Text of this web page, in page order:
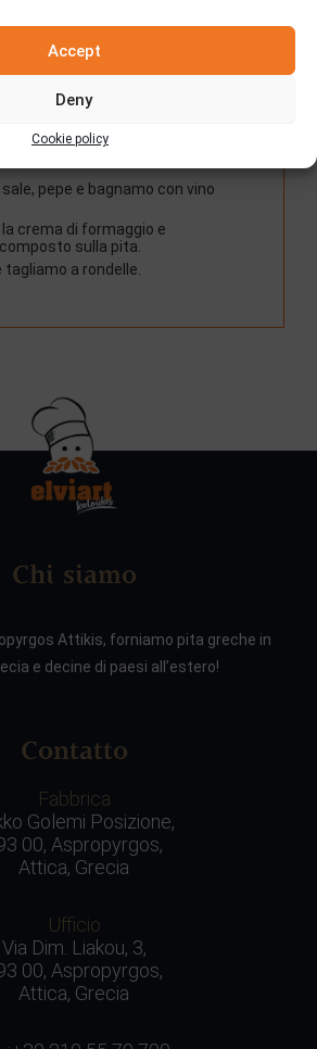
Accept
Deny
Cookie policy
Preparazione
po’ di olio nella padella e
Pita Gigante ELVIART per 3
calda, facciamo rosolare funghi e
pepe e bagnamo con vino
crema di formaggio e
sulla pita.
a rondelle.
Chi siamo
Attikis, forniamo pita greche in
e decine di paesi all’estero!
Contatto
Fabbrica
Golemi Posizione,
00, Aspropyrgos,
Attica, Grecia
Ufficio
Via Dim. Liakou, 3,
00, Aspropyrgos,
Attica, Grecia